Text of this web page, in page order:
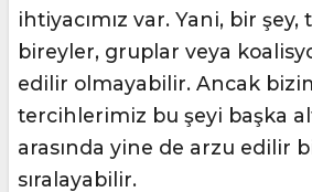
ihtiyacımız var. Yani, bir şey,
bireyler, gruplar veya
edilir olmayabilir. Ancak
tercihlerimiz bu şeyi başka
arasında yine de arzu edilir
sıralayabilir.